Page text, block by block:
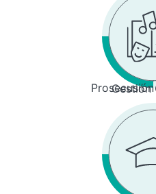
Gestión